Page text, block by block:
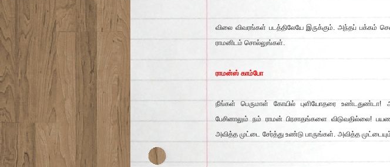
விலை விவரங்கள் படத்திலேயே இருக்கும். அந்தப் பக்கம்
ராமனிடம் சொல்லுங்கள்.
ராமன்ஸ் காம்போ
நீங்கள் பெருமாள் கோயில் புளியோதரை
பேசினாலும் நம் ராமன் பிரசாதங்களை விடுவதில்லை!
அவித்த முட்டை சேர்த்து உண்டு பாருங்கள். அவித்த